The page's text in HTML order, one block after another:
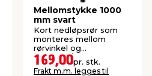
Mellomstykke 1000
mm svart
Kort nedløpsrør som
monteres mellom
rørvinkel og
takrenne/nedløpsrør.
169,00pr. stk.
Frakt m.m. legges til